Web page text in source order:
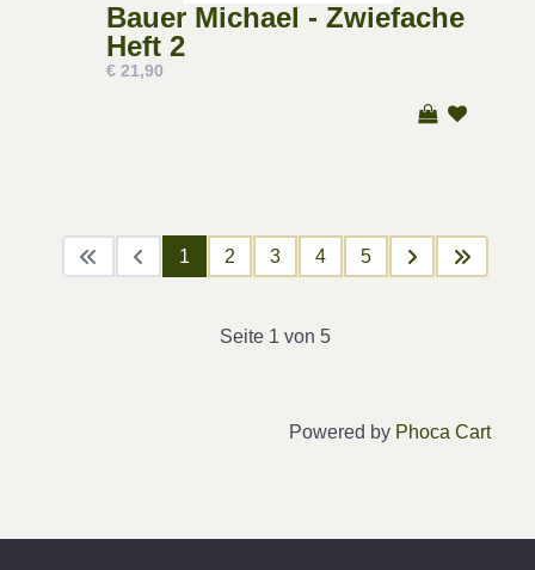
Bauer Michael - Zwiefache
Heft 2
€ 21,90
1 2 3 4 5
Seite 1 von 5
Powered by Phoca Cart